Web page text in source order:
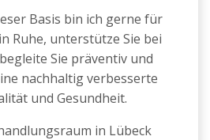
Basis bin ich gerne für
Ruhe, unterstütze Sie bei
Sie präventiv und
nachhaltig verbesserte
und Gesundheit.
in Lübeck